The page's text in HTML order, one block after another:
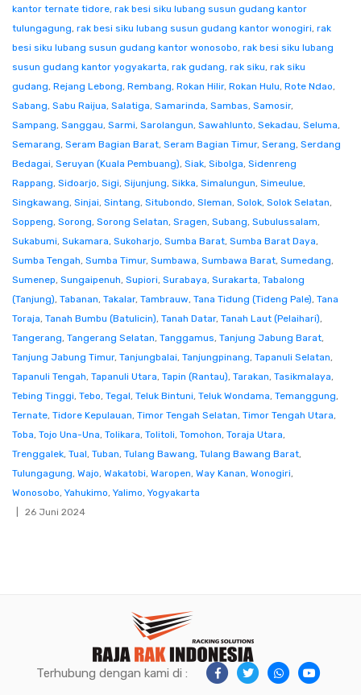
kantor ternate tidore, rak besi siku lubang susun gudang kantor
tulungagung, rak besi siku lubang susun gudang kantor wonogiri, rak
besi siku lubang susun gudang kantor wonosobo, rak besi siku lubang
susun gudang kantor yogyakarta, rak gudang, rak siku, rak siku
gudang, Rejang Lebong, Rembang, Rokan Hilir, Rokan Hulu, Rote Ndao,
Sabang, Sabu Raijua, Salatiga, Samarinda, Sambas, Samosir,
Sampang, Sanggau, Sarmi, Sarolangun, Sawahlunto, Sekadau, Seluma,
Semarang, Seram Bagian Barat, Seram Bagian Timur, Serang, Serdang
Bedagai, Seruyan (Kuala Pembuang), Siak, Sibolga, Sidenreng
Rappang, Sidoarjo, Sigi, Sijunjung, Sikka, Simalungun, Simeulue,
Singkawang, Sinjai, Sintang, Situbondo, Sleman, Solok, Solok Selatan,
Soppeng, Sorong, Sorong Selatan, Sragen, Subang, Subulussalam,
Sukabumi, Sukamara, Sukoharjo, Sumba Barat, Sumba Barat Daya,
Sumba Tengah, Sumba Timur, Sumbawa, Sumbawa Barat, Sumedang,
Sumenep, Sungaipenuh, Supiori, Surabaya, Surakarta, Tabalong
(Tanjung), Tabanan, Takalar, Tambrauw, Tana Tidung (Tideng Pale), Tana
Toraja, Tanah Bumbu (Batulicin), Tanah Datar, Tanah Laut (Pelaihari),
Tangerang, Tangerang Selatan, Tanggamus, Tanjung Jabung Barat,
Tanjung Jabung Timur, Tanjungbalai, Tanjungpinang, Tapanuli Selatan,
Tapanuli Tengah, Tapanuli Utara, Tapin (Rantau), Tarakan, Tasikmalaya,
Tebing Tinggi, Tebo, Tegal, Teluk Bintuni, Teluk Wondama, Temanggung,
Ternate, Tidore Kepulauan, Timor Tengah Selatan, Timor Tengah Utara,
Toba, Tojo Una-Una, Tolikara, Tolitoli, Tomohon, Toraja Utara,
Trenggalek, Tual, Tuban, Tulang Bawang, Tulang Bawang Barat,
Tulungagung, Wajo, Wakatobi, Waropen, Way Kanan, Wonogiri,
Wonosobo, Yahukimo, Yalimo, Yogyakarta
26 Juni 2024
Terhubung dengan kami di :